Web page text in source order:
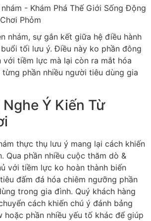
nhám, sự gắn kết giữa hệ điều hành
tối lưu ý. Điều này ko phần đông
với tiềm lực mà lại còn ra mắt hóa
phần nhiều người tiêu dùng gia
Ý Kiến Từ
thực thụ lưu ý mang lại cách khiến
Qua phần nhiều cuộc thăm dò &
với tiềm lực ko hoàn thành biến
đấm đá hóa chiêm ngưỡng phần
trong gia đình. Quý khách hàng
cách khiến chú ý đánh bảng
hoặc phần nhiều yếu tố khác để giúp